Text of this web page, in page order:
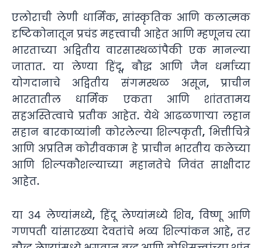
एलोराची लेणी धार्मिक, सांस्कृतिक आणि कलात्मक
दृष्टिकोनातून प्रचंड महत्त्वाची आहेत आणि म्हणूनच त्या
भारताच्या अद्वितीय वारसास्थळांपैकी एक मानल्या
जातात. या लेण्या हिंदू, बौद्ध आणि जैन धर्माच्या
योगदानाचे अद्वितीय संगमस्थळ असून, प्राचीन
भारतातील धार्मिक एकता आणि शांततामय
सहअस्तित्वाचे प्रतीक आहेत. येथे आढळणाऱ्या लहान
सहान बारकाव्यांनी कोरलेल्या शिल्पकृती, भित्तीचित्रे
आणि अप्रतिम कोरीवकाम हे प्राचीन भारतीय कलेच्या
आणि शिल्पकौशल्याच्या महानतेचे जिवंत साक्षीदार
आहेत.
या ३४ लेण्यांमध्ये, हिंदू लेण्यांमध्ये शिव, विष्णू आणि
गणपती यांसारख्या देवतांचे भव्य शिल्पांकन आहे, तर